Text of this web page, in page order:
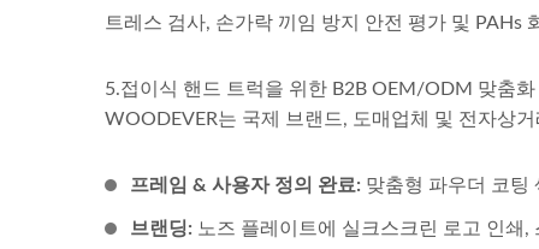
트레스 검사, 손가락 끼임 방지 안전 평가 및 PAHs
5.접이식 핸드 트럭을 위한 B2B OEM/ODM 맞춤
WOODEVER는 국제 브랜드, 도매업체 및 전자상
프레임 & 사용자 정의 완료: 맞춤형 파우더 코팅
브랜딩: 노즈 플레이트에 실크스크린 로고 인쇄,